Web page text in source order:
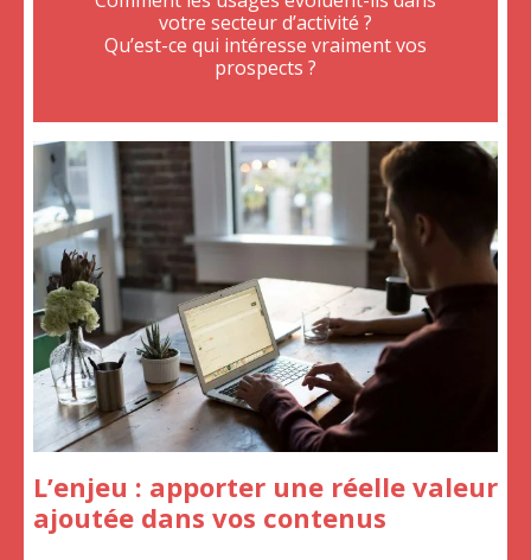
votre secteur d’activité ?
Qu’est-ce qui intéresse vraiment vos
prospects ?
L’enjeu : apporter une réelle valeur
ajoutée dans vos contenus